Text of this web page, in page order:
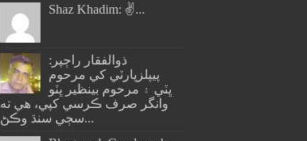
Shaz Khadim: ✌️...
ذوالفقار راڄپر:
پيپلزپارٽي کي مرحوم
ڀٽي ۽ مرحوم بينظير ڀٽو
وانگر صرف ڪرسي کپي، هي ته
سڄي سنڌ وڪڻ...